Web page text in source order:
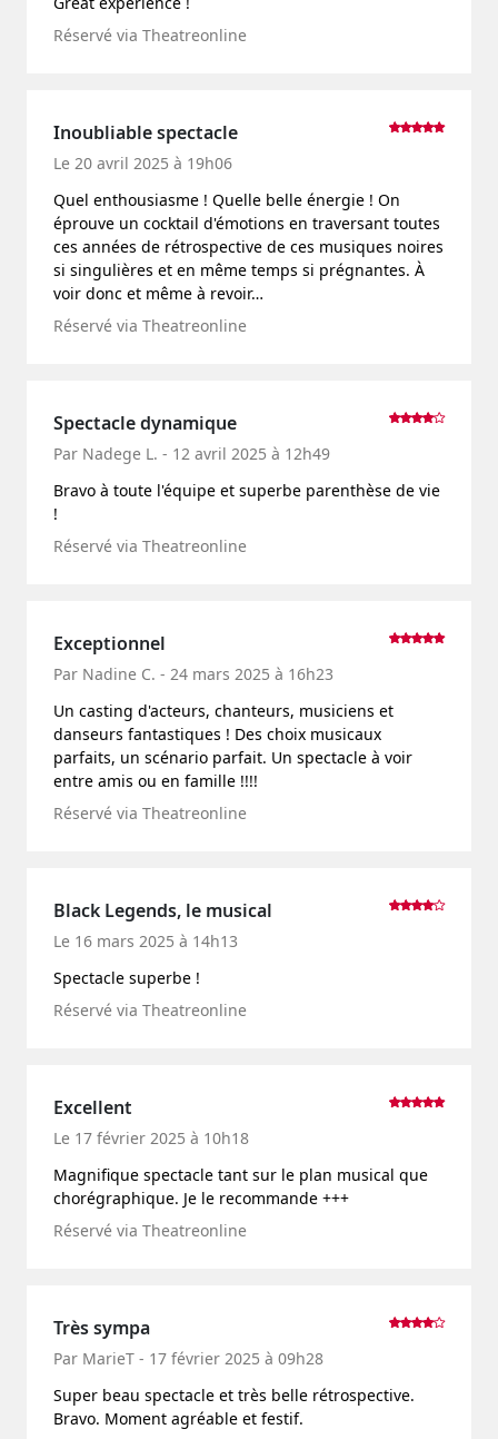
Réservé via Theatreonline
Inoubliable spectacle
Le 20 avril 2025 à 19h06
Quel enthousiasme ! Quelle belle énergie ! On
éprouve un cocktail d'émotions en traversant toutes
ces années de rétrospective de ces musiques noires
si singulières et en même temps si prégnantes. À
voir donc et même à revoir…
Réservé via Theatreonline
Spectacle dynamique
Par Nadege L. - 12 avril 2025 à 12h49
Bravo à toute l'équipe et superbe parenthèse de vie
!
Réservé via Theatreonline
Exceptionnel
Par Nadine C. - 24 mars 2025 à 16h23
Un casting d'acteurs, chanteurs, musiciens et
danseurs fantastiques ! Des choix musicaux
parfaits, un scénario parfait. Un spectacle à voir
entre amis ou en famille !!!!
Réservé via Theatreonline
Black Legends, le musical
Le 16 mars 2025 à 14h13
Spectacle superbe !
Réservé via Theatreonline
Excellent
Le 17 février 2025 à 10h18
Magnifique spectacle tant sur le plan musical que
chorégraphique. Je le recommande +++
Réservé via Theatreonline
Très sympa
Par MarieT - 17 février 2025 à 09h28
Super beau spectacle et très belle rétrospective.
Bravo. Moment agréable et festif.